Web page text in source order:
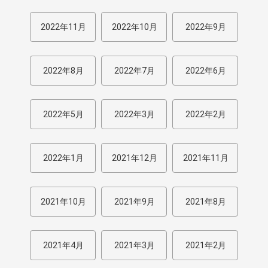
2022年11月 2022年10月 2022年9月
2022年8月 2022年7月 2022年6月
2022年5月 2022年3月 2022年2月
2022年1月 2021年12月 2021年11月
2021年10月 2021年9月 2021年8月
2021年4月 2021年3月 2021年2月